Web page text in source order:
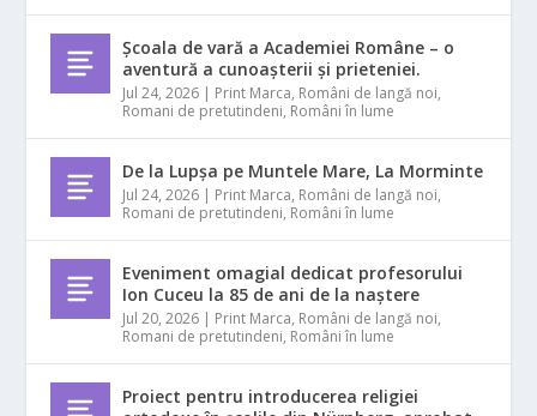
Școala de vară a Academiei Române – o
aventură a cunoașterii și prieteniei.
Jul 24, 2026 | Print Marca, Români de langă noi,
Romani de pretutindeni, Români în lume
De la Lupșa pe Muntele Mare, La Morminte
Jul 24, 2026 | Print Marca, Români de langă noi,
Romani de pretutindeni, Români în lume
Eveniment omagial dedicat profesorului
Ion Cuceu la 85 de ani de la naștere
Jul 20, 2026 | Print Marca, Români de langă noi,
Romani de pretutindeni, Români în lume
Proiect pentru introducerea religiei